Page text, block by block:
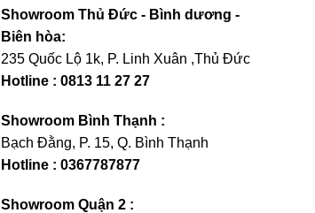
Showroom Thủ Đức - Bình dương -
Biên hòa:
235 Quốc Lộ 1k, P. Linh Xuân ,Thủ Đức
Hotline : 0813 11 27 27
Showroom Bình Thạnh :
Bạch Đằng, P. 15, Q. Bình Thạnh
Hotline : 0367787877
Showroom Quận 2 :